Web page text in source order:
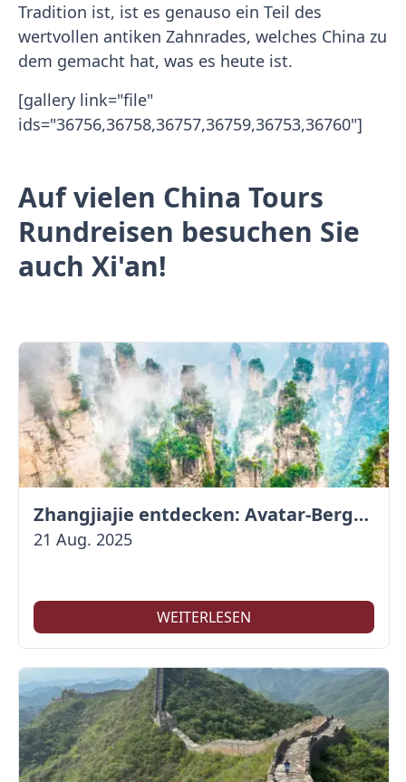
Tradition ist, ist es genauso ein Teil des
wertvollen antiken Zahnrades, welches China zu
dem gemacht hat, was es heute ist.
[gallery link="file"
ids="36756,36758,36757,36759,36753,36760"]
Auf vielen China Tours
Rundreisen besuchen Sie
auch Xi'an!
Zhangjiajie entdecken: Avatar-Berge & Altstadt von Fenghuang
21 Aug. 2025
WEITERLESEN